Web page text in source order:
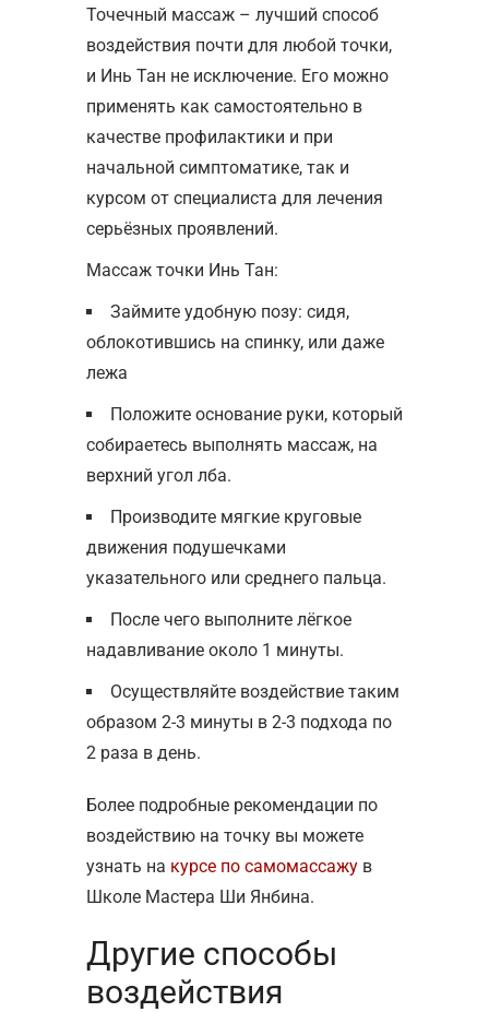
Точечный массаж – лучший способ
воздействия почти для любой точки,
и Инь Тан не исключение. Его можно
применять как самостоятельно в
качестве профилактики и при
начальной симптоматике, так и
курсом от специалиста для лечения
серьёзных проявлений.
Массаж точки Инь Тан:
Займите удобную позу: сидя,
облокотившись на спинку, или даже
лежа
Положите основание руки, который
собираетесь выполнять массаж, на
верхний угол лба.
Производите мягкие круговые
движения подушечками
указательного или среднего пальца.
После чего выполните лёгкое
надавливание около 1 минуты.
Осуществляйте воздействие таким
образом 2-3 минуты в 2-3 подхода по
2 раза в день.
Более подробные рекомендации по
воздействию на точку вы можете
узнать на курсе по самомассажу в
Школе Мастера Ши Янбина.
Другие способы
воздействия